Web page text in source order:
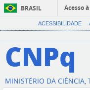
BRASIL
Acesso
ACESSIBILIDADE
CNPq
MINISTÉRIO DA CIÊNCIA,